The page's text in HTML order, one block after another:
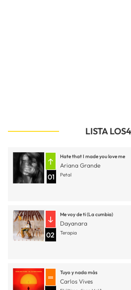
LISTA
01
Hate that I made you love me
Ariana Grande
Petal
02
Me voy de ti (La cumbia)
Dayanara
Terapia
Tuyo y nada más
Carlos Vives